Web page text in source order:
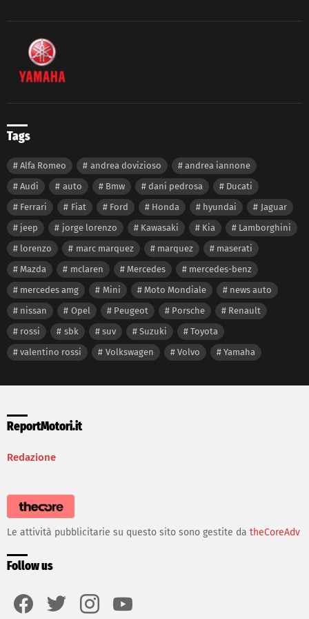
Tags
Alfa Romeo andrea dovizioso
andrea iannone
Audi
auto Bmw dani pedrosa
Ducati
Ferrari
Fiat Ford Honda hyundai
Jaguar
jeep
jorge lorenzo Kawasaki Kia
Lamborghini
lorenzo
marc marquez marquez
maserati
Mazda
mclaren Mercedes
mercedes-benz
mercedes amg
Mini Moto Mondiale
news auto
nissan
Opel Peugeot Porsche
Renault
rossi
sbk suv Suzuki
Toyota
valentino rossi
Volkswagen Volvo Yamaha
ReportMotori.it
Redazione
Le attività pubblicitarie su questo sito sono gestite da theCoreAdv
Follow us